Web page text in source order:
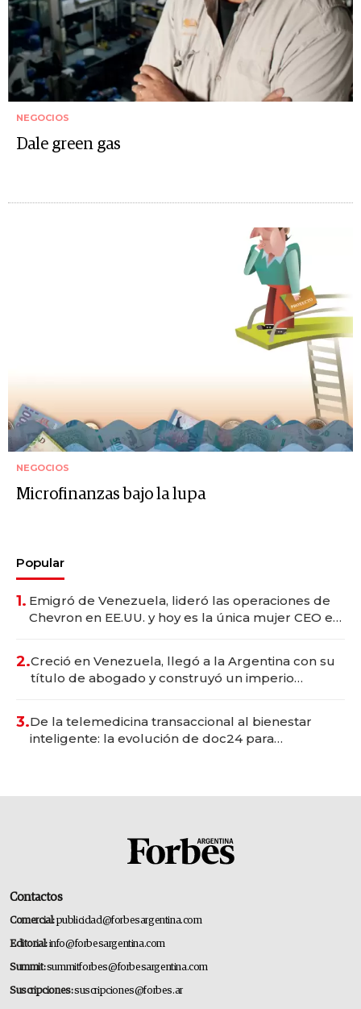
NEGOCIOS
Dale green gas
NEGOCIOS
Microfinanzas bajo la lupa
Popular
1. Emigró de Venezuela, lideró las operaciones de
Chevron en EE.UU. y hoy es la única mujer CEO en
2.Creció en Venezuela, llegó a la Argentina con su
título de abogado y construyó un imperio
3.De la telemedicina transaccional al bienestar
inteligente: la evolución de doc24 para
Contactos
Comercial:publicidad@forbesargentina.com
Editorial:info@forbesargentina.com
Summit:summitforbes@forbesargentina.com
Suscripciones:suscripciones@forbes.ar